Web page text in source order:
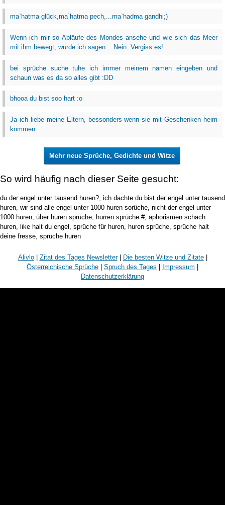
ma`hatma glück,ma`hatma pech,...ma`hadma gandhi;)
Wenn ich mir so Abläufe des Mondes ansehe und wie sich das Meer
mit ihm bewegt, würde ich sagen... Nein. Vergiss es!
bei sprüche suche tuhe ich immer meinem namen eingeben und
schaun was es da so alles gibt :DD
bhooa du bist soo hart :o
Ja ich liebe meine Eltern, bessonders wenn sie mit Geschenken heim
kommen
Mehr neue Sprüche, Gedichte und Witze
So wird häufig nach dieser Seite gesucht:
du der engel unter tausend huren?, ich dachte du bist der engel unter tausend
huren, wir sind alle engel unter 1000 huren sorüche, nicht der engel unter
1000 huren, über huren sprüche, hurren sprüche #, aphorismen schach
huren, like halt du engel, sprüche für huren, huren sprüche, sprüche halt
deine fresse, sprüche huren
Alivlo| Zitat des Tages Newsletter| Die besten Witze und Zitate|
Österreichische Sprüche
Spruch des Tages Impressum
Datenschutzerklärung